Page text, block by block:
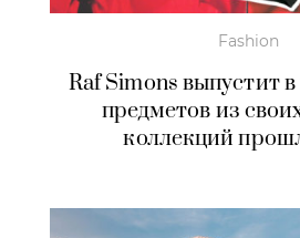
Fashion
Raf Simons выпустит
предметов из
коллекций